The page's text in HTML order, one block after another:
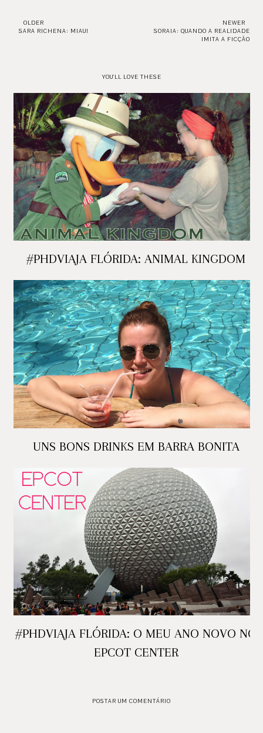
OLDER
SARA RICHENA: MIAU!
NEWER
SORAIA: QUANDO A REALIDADE
IMITA A FICÇÃO
YOU'LL LOVE THESE
#PHDVIAJA FLÓRIDA: ANIMAL KINGDOM
UNS BONS DRINKS EM BARRA BONITA
#PHDVIAJA FLÓRIDA: O MEU ANO NOVO NO
EPCOT CENTER
POSTAR UM COMENTÁRIO